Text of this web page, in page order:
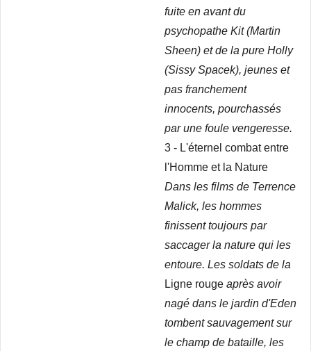
fuite en avant du
psychopathe Kit (Martin
Sheen) et de la pure Holly
(Sissy Spacek), jeunes et
pas franchement
innocents, pourchassés
par une foule vengeresse.
3 - L'éternel combat entre
l'Homme et la Nature
Dans les films de Terrence
Malick, les hommes
finissent toujours par
saccager la nature qui les
entoure. Les soldats de la
Ligne rouge après avoir
nagé dans le jardin d'Eden
tombent sauvagement sur
le champ de bataille, les